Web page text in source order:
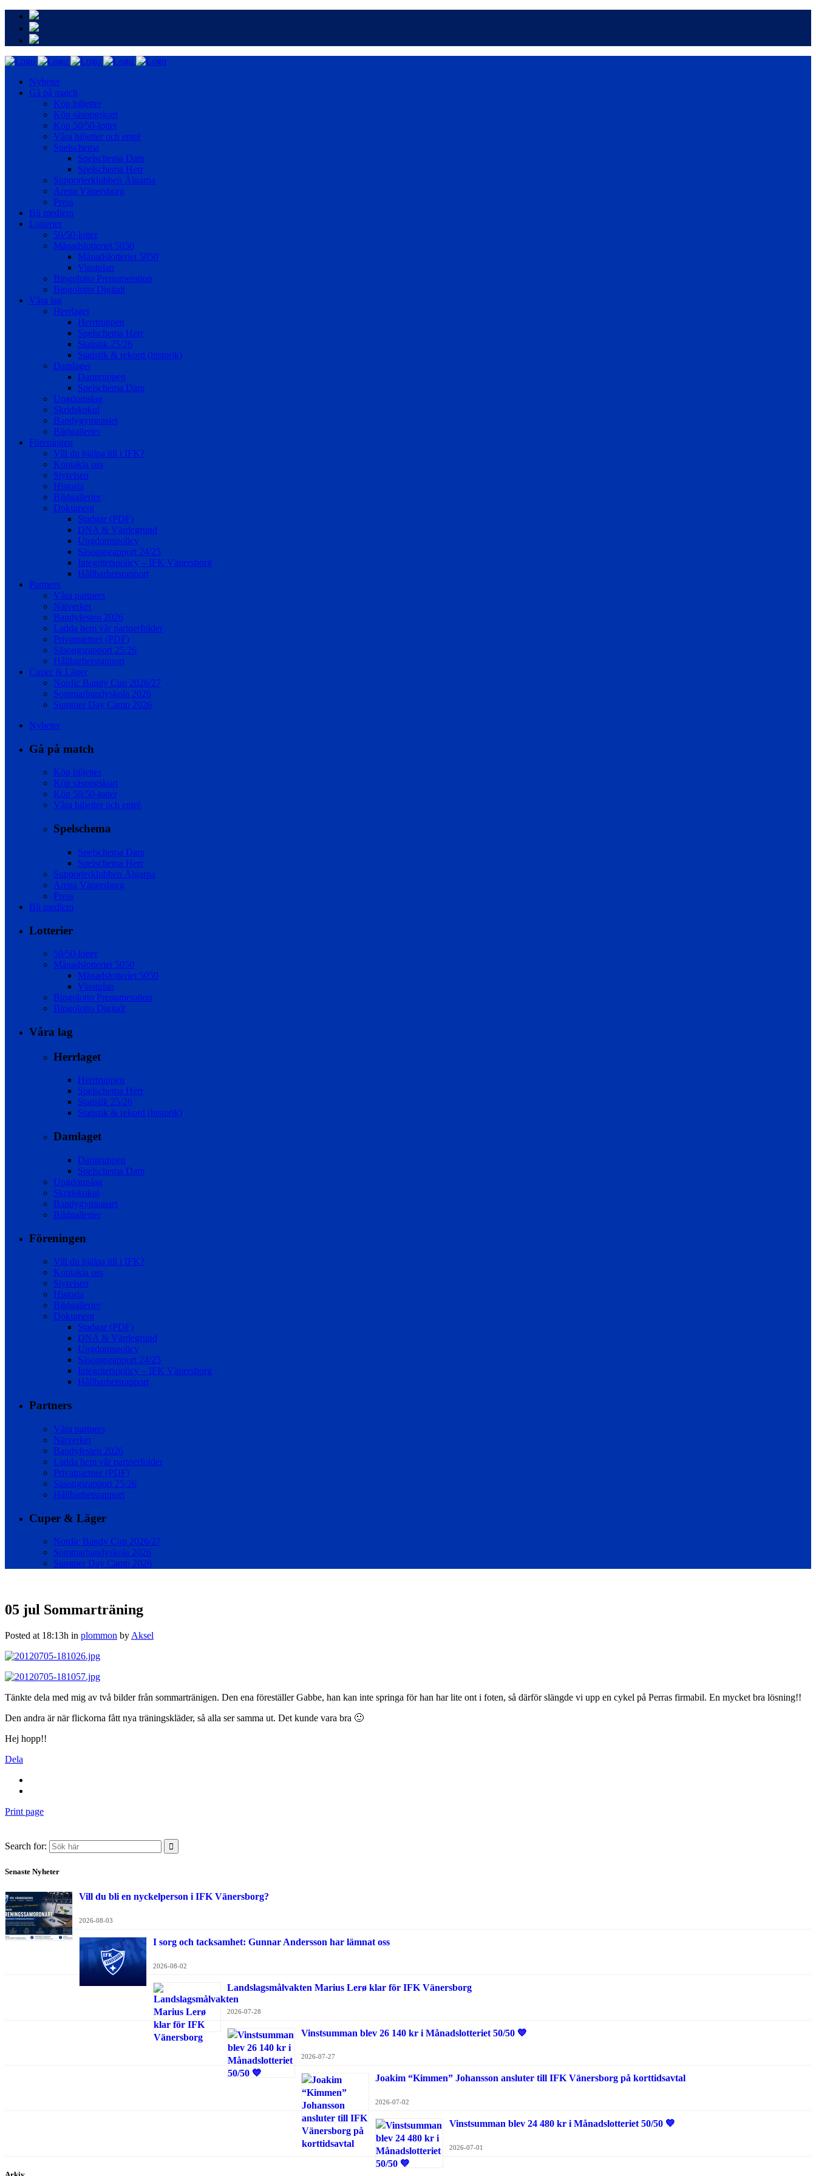
Nyheter
Gå på match
Köp biljetter
Köp säsongskort
Köp 50/50-lotter
Våra biljetter och entré
Spelschema
Spelschema Dam
Spelschema Herr
Supporterklubben Älgarna
Arena Vänersborg
Press
Bli medlem
Lotterier
50/50-lotter
Månadslotteriet 5050
Månadslotteriet 5050
Vinstplan
Bingolotto Prenumeration
Bingolotto Digitalt
Våra lag
Herrlaget
Herrtruppen
Spelschema Herr
Statistik 25/26
Statistik & rekord (historik)
Damlaget
Damtruppen
Spelschema Dam
Ungdomslag
Skridskokul
Bandygymnasiet
Bildgallerier
Föreningen
Vill du hjälpa till i IFK?
Kontakta oss
Styrelsen
Historia
Bildgallerier
Dokument
Stadgar (PDF)
DNA & Värdegrund
Ungdomspolicy
Säsongsrapport 24/25
Integritetspolicy – IFK Vänersborg
Hållbarhetsrapport
Partners
Våra partners
Nätverket
Bandyfesten 2026
Ladda hem vår partnerfolder
Privatpartner (PDF)
Säsongsrapport 25/26
Hållbarhetsrapport
Cuper & Läger
Nordic Bandy Cup 2026/27
Sommarbandyskola 2026
Summer Day Camp 2026
Nyheter
Gå på match
Köp biljetter
Köp säsongskort
Köp 50/50-lotter
Våra biljetter och entré
Spelschema
Spelschema Dam
Spelschema Herr
Supporterklubben Älgarna
Arena Vänersborg
Press
Bli medlem
Lotterier
50/50-lotter
Månadslotteriet 5050
Månadslotteriet 5050
Vinstplan
Bingolotto Prenumeration
Bingolotto Digitalt
Våra lag
Herrlaget
Herrtruppen
Spelschema Herr
Statistik 25/26
Statistik & rekord (historik)
Damlaget
Damtruppen
Spelschema Dam
Ungdomslag
Skridskokul
Bandygymnasiet
Bildgallerier
Föreningen
Vill du hjälpa till i IFK?
Kontakta oss
Styrelsen
Historia
Bildgallerier
Dokument
Stadgar (PDF)
DNA & Värdegrund
Ungdomspolicy
Säsongsrapport 24/25
Integritetspolicy – IFK Vänersborg
Hållbarhetsrapport
Partners
Våra partners
Nätverket
Bandyfesten 2026
Ladda hem vår partnerfolder
Privatpartner (PDF)
Säsongsrapport 25/26
Hållbarhetsrapport
Cuper & Läger
Nordic Bandy Cup 2026/27
Sommarbandyskola 2026
Summer Day Camp 2026
05 jul Sommarträning
Posted at 18:13h in plommon by Aksel
Tänkte dela med mig av två bilder från sommartränigen. Den ena föreställer Gabbe, han kan inte springa för han har lite ont i foten, så därför slängde vi upp en cykel på Perras firmabil. En mycket bra lösning!!
Den andra är när flickorna fått nya träningskläder, så alla ser samma ut. Det kunde vara bra 🙂
Hej hopp!!
Dela
Print page
Search for:
Senaste Nyheter
Vill du bli en nyckelperson i IFK Vänersborg?
2026-08-03
I sorg och tacksamhet: Gunnar Andersson har lämnat oss
2026-08-02
Landslagsmålvakten Marius Lerø klar för IFK Vänersborg
2026-07-28
Vinstsumman blev 26 140 kr i Månadslotteriet 50/50 💙
2026-07-27
Joakim “Kimmen” Johansson ansluter till IFK Vänersborg på korttidsavtal
2026-07-02
Vinstsumman blev 24 480 kr i Månadslotteriet 50/50 💙
2026-07-01